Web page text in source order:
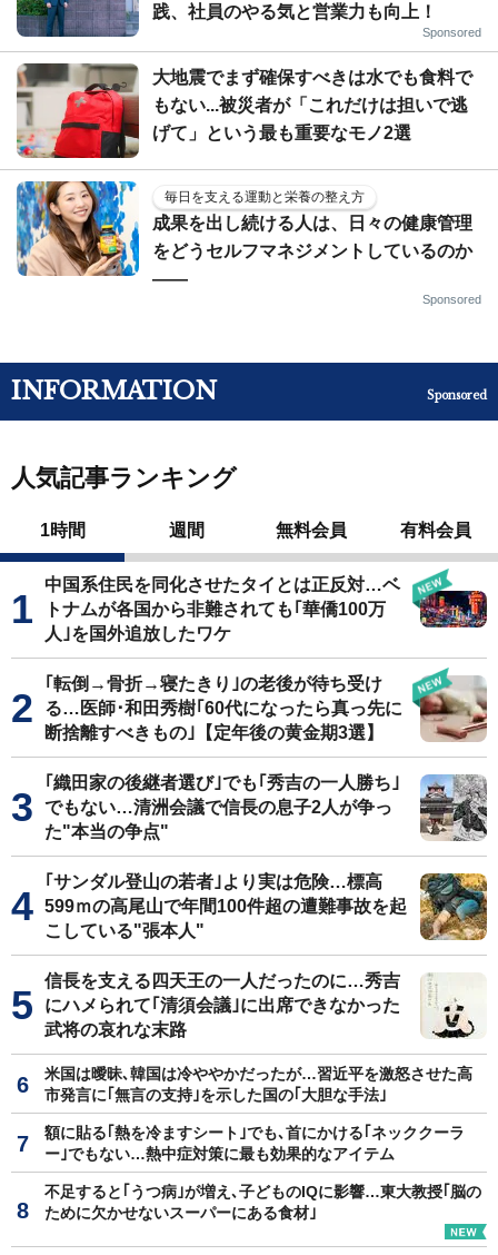
践、社員のやる気と営業力も向上！
Sponsored
大地震でまず確保すべきは水でも食料で
もない...被災者が「これだけは担いで逃
げて」という最も重要なモノ2選
毎日を支える運動と栄養の整え方
成果を出し続ける人は、日々の健康管理
をどうセルフマネジメントしているのか
——
Sponsored
INFORMATION Sponsored
人気記事ランキング
1時間 週間 無料会員 有料会員
中国系住民を同化させたタイとは正反対…ベ
トナムが各国から非難されても｢華僑100万
人｣を国外追放したワケ
｢転倒→骨折→寝たきり｣の老後が待ち受け
る…医師･和田秀樹｢60代になったら真っ先に
断捨離すべきもの｣【定年後の黄金期3選】
｢織田家の後継者選び｣でも｢秀吉の一人勝ち｣
でもない…清洲会議で信長の息子2人が争っ
た"本当の争点"
｢サンダル登山の若者｣より実は危険…標高
599ｍの高尾山で年間100件超の遭難事故を起
こしている"張本人"
信長を支える四天王の一人だったのに…秀吉
にハメられて｢清須会議｣に出席できなかった
武将の哀れな末路
米国は曖昧､韓国は冷ややかだったが…習近平を激怒させた高
市発言に｢無言の支持｣を示した国の｢大胆な手法｣
額に貼る｢熱を冷ますシート｣でも､首にかける｢ネッククーラ
ー｣でもない…熱中症対策に最も効果的なアイテム
不足すると｢うつ病｣が増え､子どものIQに影響…東大教授｢脳の
ために欠かせないスーパーにある食材｣